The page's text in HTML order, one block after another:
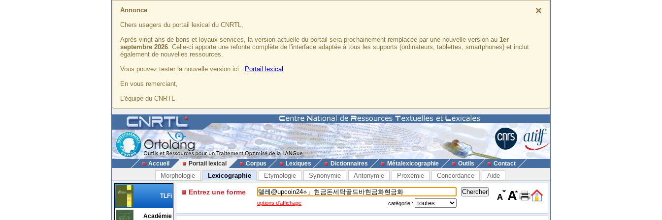
×
Annonce
Chers usagers du portail lexical du CNRTL,
Après vingt ans de bons et loyaux services, la version actuelle du portail sera prochainement remplacée par une nouvelle version au 1er
septembre 2026. Celle-ci apporte une refonte complète de l'interface adaptée à tous les supports (ordinateurs, tablettes, smartphones) et inclut
également de nouvelles ressources.
Vous pouvez tester la nouvelle version ici : Portail lexical
En vous remerciant,
L'équipe du CNRTL
Accueil Portail lexical Corpus Lexiques Dictionnaires Métalexicographie Outils Contact
Morphologie Lexicographie Etymologie Synonymie Antonymie Proxémie Concordance Aide
TLFi
Académie
Entrez une forme
options d'affichage catégorie :